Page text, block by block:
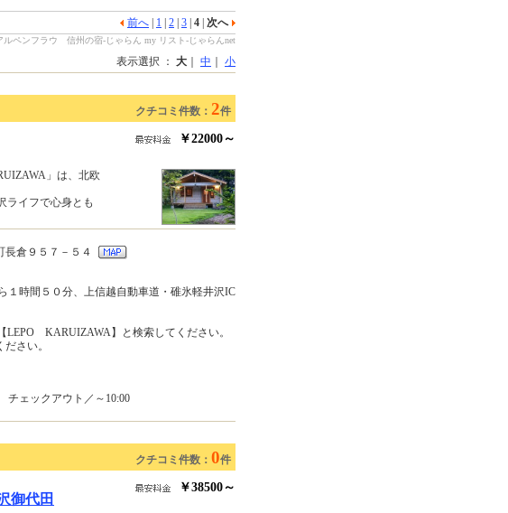
前へ 1 2 3 4 次へ
ルペンフラウ 信州の宿-じゃらん my リスト-じゃらんnet
表示選択 ： 大 中 小
クチコミ件数： 2件
￥22000～
」は、北欧
ライフで心身とも
長倉９５７－５４
１時間５０分、上信越自動車道・碓氷軽井沢IC
KARUIZAWA】と検索してください。
さい。
ェックアウト／～10:00
クチコミ件数： 0件
御代田
￥38500～